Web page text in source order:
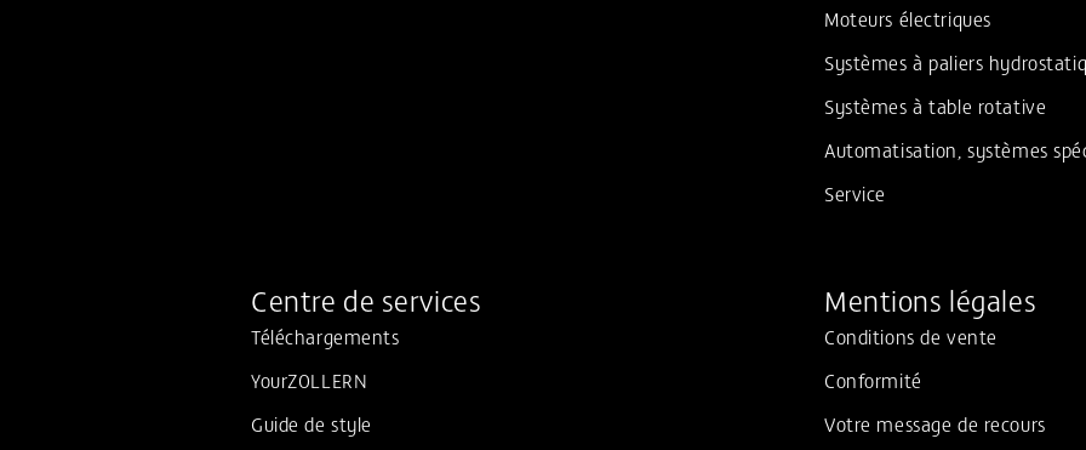
Moteurs électriques
Systèmes à paliers
Systèmes à table rotative
Automatisation, systèmes
Service
Centre de services
Téléchargements
YourZOLLERN
Guide de style
Mentions légales
Conditions de vente
Conformité
Votre message de recours